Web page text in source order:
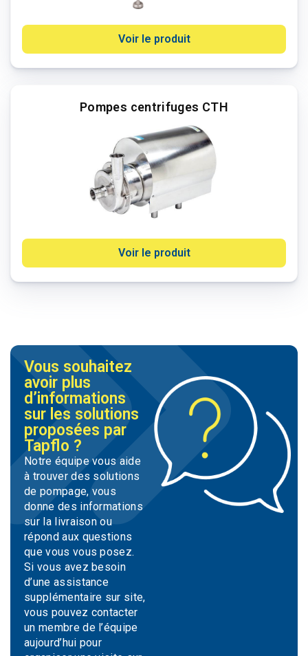
Voir le produit
Pompes centrifuges CTH
Voir le produit
Vous souhaitez
avoir plus
d’informations
sur les solutions
proposées par
Tapflo ?
Notre équipe vous aide
à trouver des solutions
de pompage, vous
donne des informations
sur la livraison ou
répond aux questions
que vous vous posez.
Si vous avez besoin
d’une assistance
supplémentaire sur site,
vous pouvez contacter
un membre de l’équipe
aujourd’hui pour